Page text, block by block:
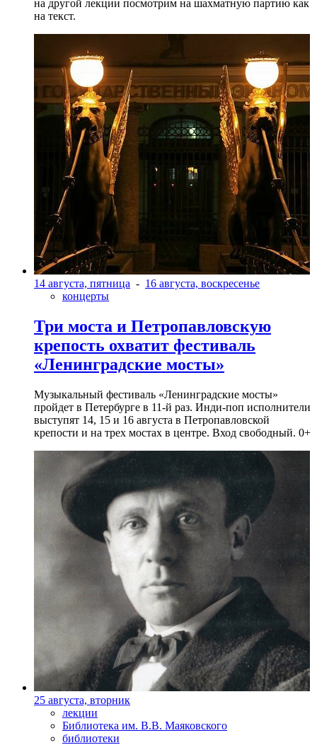
на другой лекции посмотрим на шахматную партию как
на текст.
14 августа, пятница - 16 августа, воскресенье
концерты
Три моста и Петропавловскую
крепость охватит фестиваль
«Ленинградские мосты»
Музыкальный фестиваль «Ленинградские мосты»
пройдет в Петербурге в 11-й раз. Инди-поп исполнители
выступят 14, 15 и 16 августа в Петропавловской
крепости и на трех мостах в центре. Вход свободный. 0+
25 августа, вторник
лекции
Библиотека им. В.В. Маяковского
библиотеки